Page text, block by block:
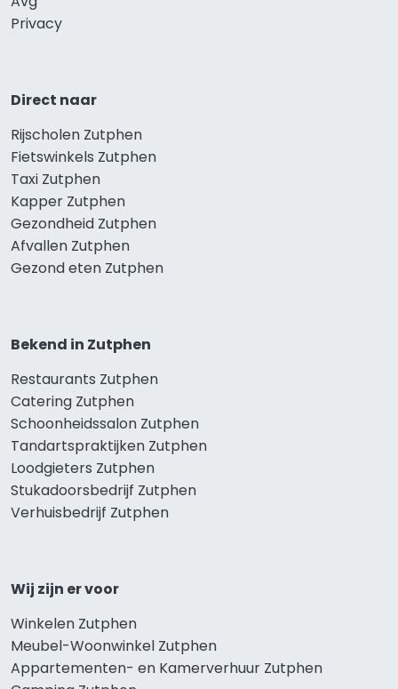
Privacy
Direct naar
Rijscholen Zutphen
Fietswinkels Zutphen
Taxi Zutphen
Kapper Zutphen
Gezondheid Zutphen
Afvallen Zutphen
Gezond eten Zutphen
Bekend in Zutphen
Restaurants Zutphen
Catering Zutphen
Schoonheidssalon Zutphen
Tandartspraktijken Zutphen
Loodgieters Zutphen
Stukadoorsbedrijf Zutphen
Verhuisbedrijf Zutphen
Wij zijn er voor
Winkelen Zutphen
Meubel-Woonwinkel Zutphen
Appartementen- en Kamerverhuur Zutphen